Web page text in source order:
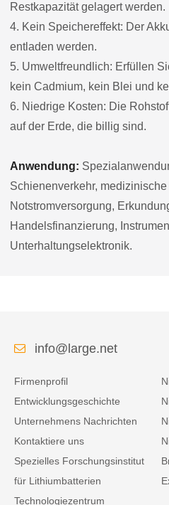
Restkapazität gelagert werden.
4. Kein Speichereffekt: Der
entladen werden.
5. Umweltfreundlich: Erfüllen
kein Cadmium, kein Blei und
6. Niedrige Kosten: Die
auf der Erde, die billig sind.
Anwendung:
Schienenverkehr,
Notstromversorgung,
Handelsfinanzierung,
Unterhaltungselektronik.
info@large.net
Firmenprofil
Entwicklungsgeschichte
Unternehmens Nachrichten
Kontaktiere uns
Spezielles Forschungsinstitut
für Lithiumbatterien
Technologiezentrum